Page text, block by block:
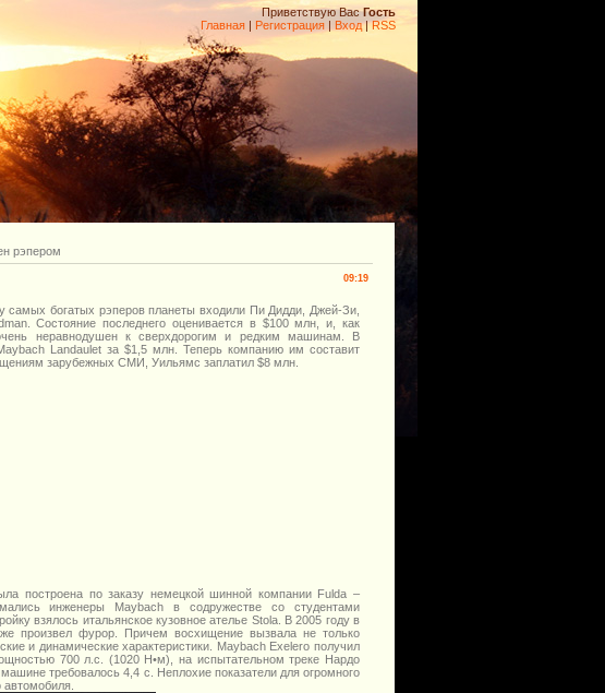
Приветствую Вас Гость
Главная | Регистрация | Вход|RSS
рэпером
09:19
самых богатых рэперов планеты входили Пи Дидди, Джей-Зи,
Состояние последнего оценивается в $100 млн, и, как
неравнодушен к сверхдорогим и редким машинам. В
Landaulet за $1,5 млн. Теперь компанию им составит
зарубежных СМИ, Уильямс заплатил $8 млн.
построена по заказу немецкой шинной компании Fulda –
инженеры Maybach в содружестве со студентами
взялось итальянское кузовное ателье Stola. В 2005 году в
произвел фурор. Причем восхищение вызвала не только
и динамические характеристики. Maybach Exelero получил
700 л.с. (1020 Н•м), на испытательном треке Нардо
требовалось 4,4 с. Неплохие показатели для огромного